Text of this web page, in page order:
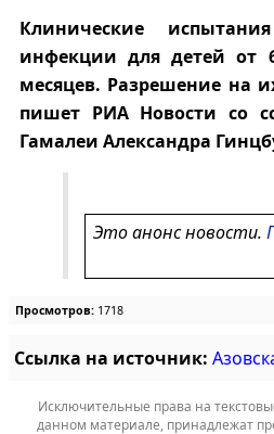
Клинические
инфекции для детей от
месяцев. Разрешение на
пишет РИА Новости со
Гамалеи Александра
Это анонс новости.
Просмотров: 1718
Ссылка на источник:
Исключительные права на
данном материале, принадлежат